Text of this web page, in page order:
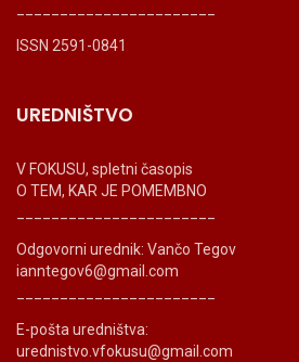
ISSN 2591-0841
UREDNIŠTVO
V FOKUSU, spletni časopis
O TEM, KAR JE POMEMBNO
Odgovorni urednik: Vančo Tegov
ianntegov6@gmail.com
E-pošta uredništva:
urednistvo.vfokusu@gmail.com